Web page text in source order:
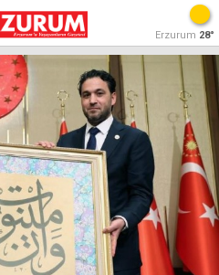
Erzurum 28°